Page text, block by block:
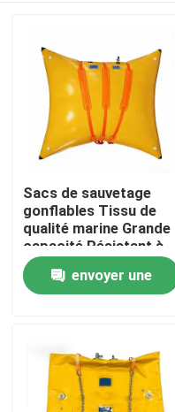
Aperçu
Produits
A propos de nous
Sacs de sauvetage
gonflables Tissu de
qualité marine Grande
capacité Résistant à
la corrosion
envoyer une